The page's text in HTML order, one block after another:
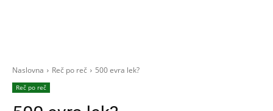
Naslovna Reč po reč 500 evra lek?
Reč po reč